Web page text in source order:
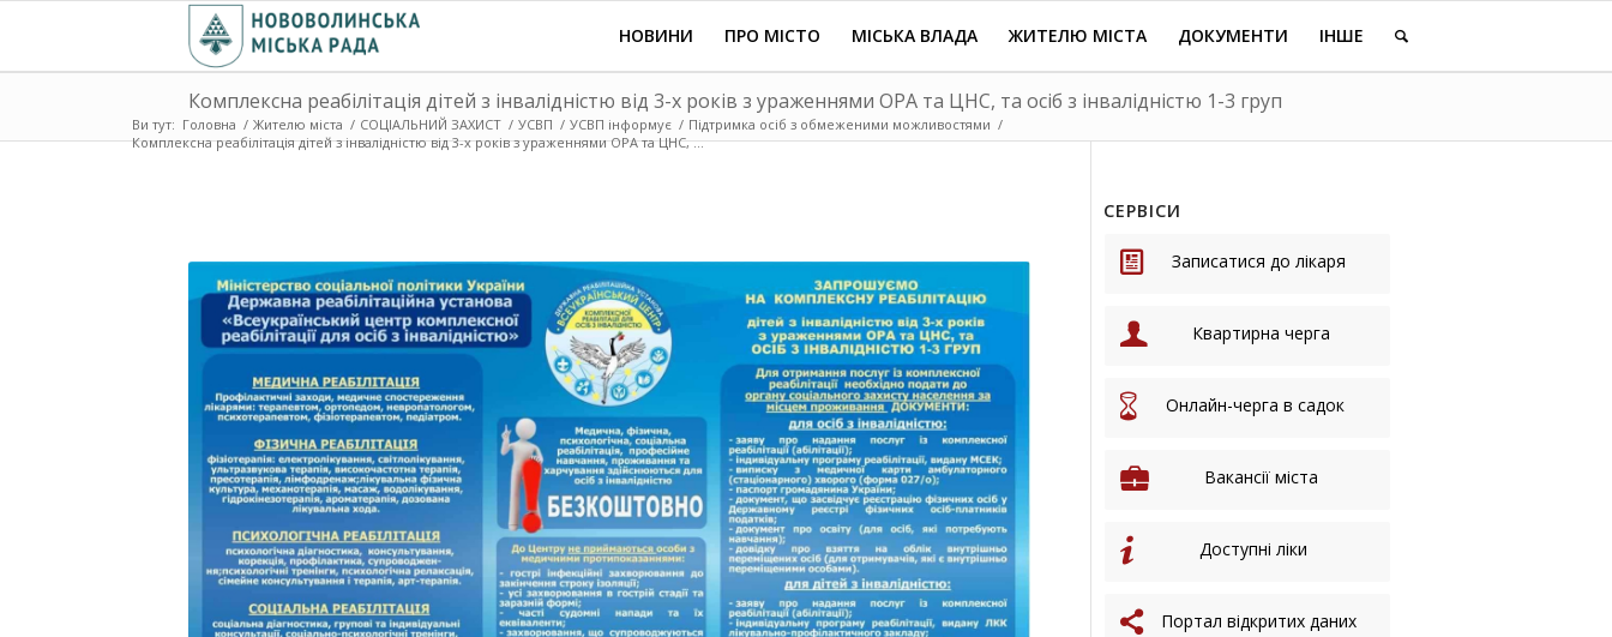
НОВИНИ ПРО МІСТО МІСЬКА ВЛАДА ЖИТЕЛЮ МІСТА ДОКУМЕНТИ ІНШЕ
Комплексна реабілітація дітей з інвалідністю від 3-х років з ураженнями ОРА та ЦНС, та осіб з інвалідністю 1-3 груп
Ви тут: Головна / Жителю міста / СОЦІАЛЬНИЙ ЗАХИСТ / УСВП / УСВП інформує / Підтримка осіб з обмеженими можливостями /
Комплексна реабілітація дітей з інвалідністю від 3-х років з ураженнями ОРА та ЦНС, ...
СЕРВІСИ
Записатися до лікаря
Квартирна черга
Онлайн-черга в садок
Вакансії міста
Доступні ліки
Портал відкритих даних